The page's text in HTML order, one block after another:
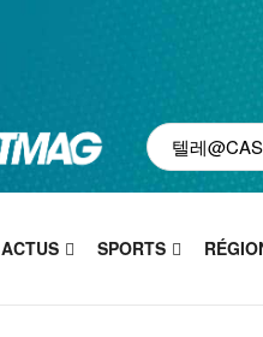
ACTUS SPORTS